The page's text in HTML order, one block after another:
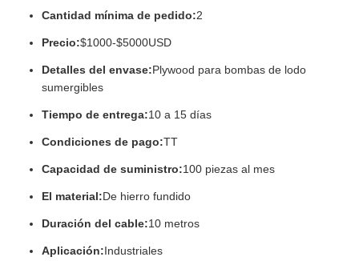
Cantidad mínima de pedido:2
Precio:$1000-$5000USD
Detalles del envase:Plywood para bombas de lodo
sumergibles
Tiempo de entrega:10 a 15 días
Condiciones de pago:TT
Capacidad de suministro:100 piezas al mes
El material:De hierro fundido
Duración del cable:10 metros
Aplicación:Industriales